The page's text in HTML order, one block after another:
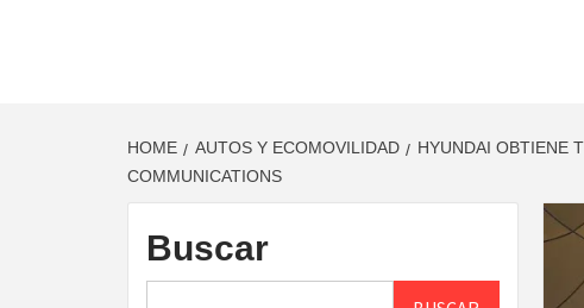
HOME AUTOS Y ECOMOVILIDAD
HYUNDAI OBTIENE
COMMUNICATIONS
Buscar